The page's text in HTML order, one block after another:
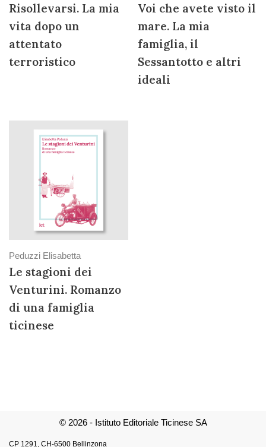
Risollevarsi. La mia
vita dopo un
attentato
terroristico
Voi che avete visto il
mare. La mia
famiglia, il
Sessantotto e altri
ideali
Peduzzi Elisabetta
Le stagioni dei
Venturini. Romanzo
di una famiglia
ticinese
© 2026 - Istituto Editoriale Ticinese SA
CP 1291, CH-6500 Bellinzona